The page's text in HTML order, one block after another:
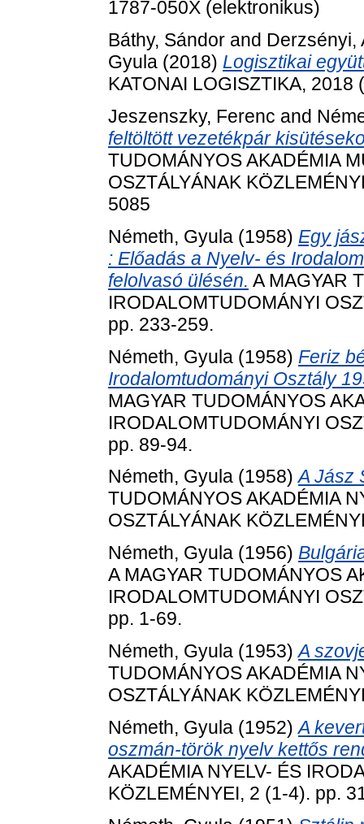
1787-050X (elektronikus)
Báthy, Sándor and Derzsényi,
Gyula (2018) Logisztikai
KATONAI LOGISZTIKA,
Jeszenszky, Ferenc and
feltöltött vezetékpár
TUDOMÁNYOS AKADÉMIA
OSZTÁLYÁNAK
5085
Németh, Gyula (1958) Egy
: Előadás a Nyelv- és
felolvasó ülésén. A MAGYAR
IRODALOMTUDOMÁNYI
pp. 233-259.
Németh, Gyula (1958) Feriz
Irodalomtudományi Osztály
MAGYAR TUDOMÁNYOS
IRODALOMTUDOMÁNYI
pp. 89-94.
Németh, Gyula (1958)A Jász
TUDOMÁNYOS AKADÉMIA
OSZTÁLYÁNAK
Németh, Gyula (1956)
A MAGYAR TUDOMÁNYOS
IRODALOMTUDOMÁNYI
pp. 1-69.
Németh, Gyula (1953)A
TUDOMÁNYOS AKADÉMIA
OSZTÁLYÁNAK
Németh, Gyula (1952)A
oszmán-török nyelv kettős
AKADÉMIA NYELV- ÉS
KÖZLEMÉNYEI, 2 (1-4). pp.